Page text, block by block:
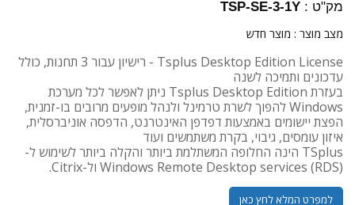
מק"ט : TSP-SE-3-1Y
מצב מוצר : מוצר חדש
Tsplus Desktop Edition License - רישיון עבור 3 תחנות, כולל
עדכונים ותמיכה לשנה
בעזרת Tsplus Desktop Edition ניתן לאפשר לכל מערכת
Windows להפוך לשרת טרמינל ולנהל מופעים מרובים בו-זמנית,
הפצת יישומים באמצעות דפדפן האינטרנט, הדפסה אוניברסלית,
איזון עומסים, גיבוי, בקרת משתמשים ועוד
TSplus הינה החלופה המשתלמת ביותר והקלה ביותר לשימוש ל-
Windows Remote Desktop services (RDS) ול-Citrix.
למפרט המלא לחץ כאן